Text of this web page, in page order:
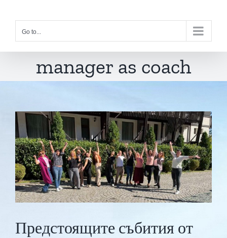
contentGo to...
manager as coach
Предстоящите събития от